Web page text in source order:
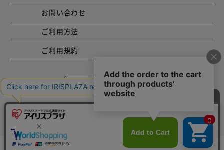
お問い合わせ
ご利用方法
ご利用規約
コーポレートサイト
Copyright © 2001 IRISPLAZA. ALL Rights Reserved.